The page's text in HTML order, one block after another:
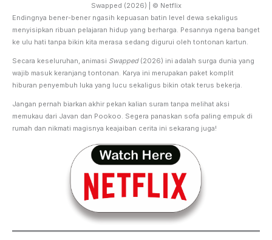
Swapped (2026) | © Netflix
Endingnya bener-bener ngasih kepuasan batin level dewa sekaligus
menyisipkan ribuan pelajaran hidup yang berharga. Pesannya ngena banget
ke ulu hati tanpa bikin kita merasa sedang digurui oleh tontonan kartun.
Secara keseluruhan, animasi Swapped(2026) ini adalah surga dunia yang
wajib masuk keranjang tontonan. Karya ini merupakan paket komplit
hiburan penyembuh luka yang lucu sekaligus bikin otak terus bekerja.
Jangan pernah biarkan akhir pekan kalian suram tanpa melihat aksi
memukau dari Javan dan Pookoo. Segera panaskan sofa paling empuk di
rumah dan nikmati magisnya keajaiban cerita ini sekarang juga!